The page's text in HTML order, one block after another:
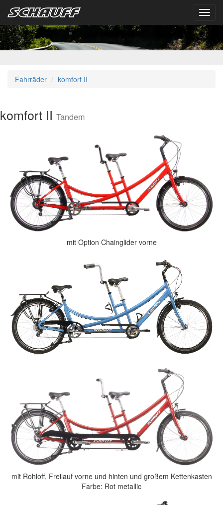
Fahrräder komfort II
komfort II Tandem
mit Option Chainglider vorne
mit Rohloff, Freilauf vorne und hinten und großem Kettenkasten
Farbe: Rot metallic